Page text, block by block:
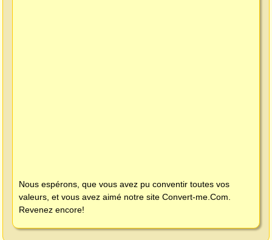
Nous espérons, que vous avez pu conventir toutes vos
valeurs, et vous avez aimé notre site Convert-me.Com
Revenez encore!